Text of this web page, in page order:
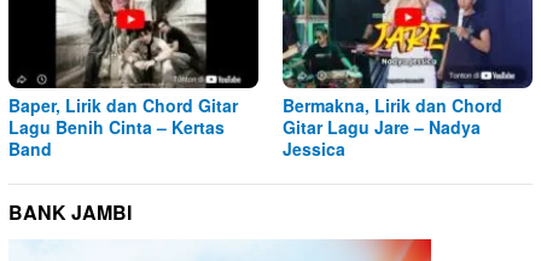
Baper, Lirik dan Chord Gitar
Lagu Benih Cinta – Kertas
Band
Bermakna, Lirik dan Chord
Gitar Lagu Jare – Nadya
Jessica
BANK JAMBI